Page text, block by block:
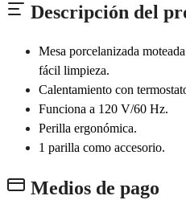
Descripción del
Mesa porcelanizada
fácil limpieza.
Calentamiento con
Funciona a 120 V/60 Hz.
Perilla ergonómica.
1 parilla como accesorio.
Medios de pago